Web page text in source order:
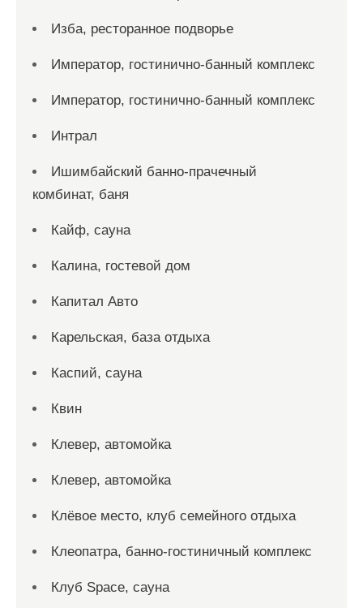
Изба, ресторанное подворье
Император, гостинично-банный комплекс
Император, гостинично-банный комплекс
Интрал
Ишимбайский банно-прачечный
комбинат, баня
Кайф, сауна
Калина, гостевой дом
Капитал Авто
Карельская, база отдыха
Каспий, сауна
Квин
Клевер, автомойка
Клевер, автомойка
Клёвое место, клуб семейного отдыха
Клеопатра, банно-гостиничный комплекс
Клуб Space, сауна